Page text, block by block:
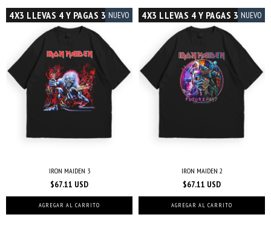
4X3 LLEVAS 4 Y PAGAS 3 NUEVO
IRON MAIDEN 3
$67.11 USD
AGREGAR AL CARRITO
4X3 LLEVAS 4 Y PAGAS 3 NUEVO
IRON MAIDEN 2
$67.11 USD
AGREGAR AL CARRITO